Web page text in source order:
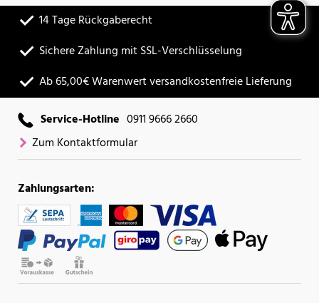
14 Tage Rückgaberecht
Sichere Zahlung mit SSL-Verschlüsselung
Ab 65,00€ Warenwert versandkostenfreie Lieferung
Service-Hotline 0911 9666 2660
Zum Kontaktformular
Zahlungsarten: